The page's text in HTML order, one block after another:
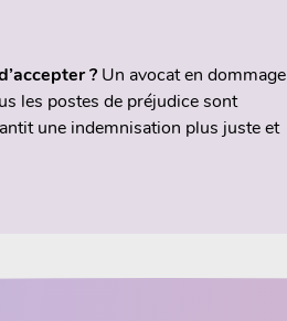
? Un avocat en dommage
les postes de préjudice sont
une indemnisation plus juste et